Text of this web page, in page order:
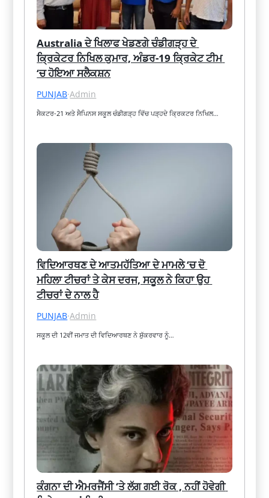
Australia ਦੇ ਖਿਲਾਫ ਖੇਡਣਗੇ ਚੰਡੀਗੜ੍ਹ ਦੇ
ਕ੍ਰਿਕੇਟਰ ਨਿਖਿਲ ਕੁਮਾਰ, ਅੰਡਰ-19 ਕ੍ਰਿਕੇਟ ਟੀਮ
‘ਚ ਹੋਇਆ ਸਲੈਕਸ਼ਨ
PUNJAB·Admin
ਸੈਕਟਰ-21 ਅਤੇ ਸੈਪਿਨਸ ਸਕੂਲ ਚੰਡੀਗੜ੍ਹ ਵਿੱਚ ਪੜ੍ਹਦੇ ਕ੍ਰਿਕਟਰ ਨਿਖਿਲ…
ਵਿਦਿਆਰਥਣ ਦੇ ਆਤਮਹੱਤਿਆ ਦੇ ਮਾਮਲੇ ‘ਚ ਦੋ
ਮਹਿਲਾ ਟੀਚਰਾਂ ਤੇ ਕੇਸ ਦਰਜ, ਸਕੂਲ ਨੇ ਕਿਹਾ ਉਹ
ਟੀਚਰਾਂ ਦੇ ਨਾਲ ਹੈ
PUNJAB·Admin
ਸਕੂਲ ਦੀ 12ਵੀਂ ਜਮਾਤ ਦੀ ਵਿਦਿਆਰਥਣ ਨੇ ਸ਼ੁੱਕਰਵਾਰ ਨੂੰ…
ਕੰਗਨਾ ਦੀ ਐਮਰਜੈਂਸੀ ‘ਤੇ ਲੱਗ ਗਈ ਰੋਕ , ਨਹੀਂ ਹੋਵੇਗੀ